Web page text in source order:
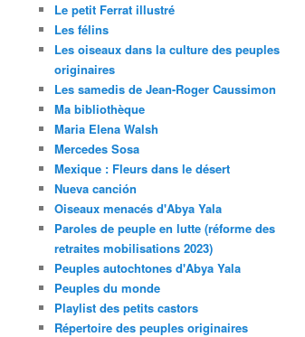
Le petit Ferrat illustré
Les félins
Les oiseaux dans la culture des peuples
originaires
Les samedis de Jean-Roger Caussimon
Ma bibliothèque
Maria Elena Walsh
Mercedes Sosa
Mexique : Fleurs dans le désert
Nueva canción
Oiseaux menacés d'Abya Yala
Paroles de peuple en lutte (réforme des
retraites mobilisations 2023)
Peuples autochtones d'Abya Yala
Peuples du monde
Playlist des petits castors
Répertoire des peuples originaires